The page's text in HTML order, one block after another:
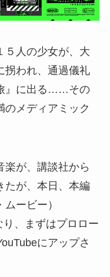
５人の少女が、大
拐われ、通過儀礼
』に出る……その
のメディアミック
楽が、講談社から
たが、本日、本編
ービー）
り、まずはプロロー
にアップさ